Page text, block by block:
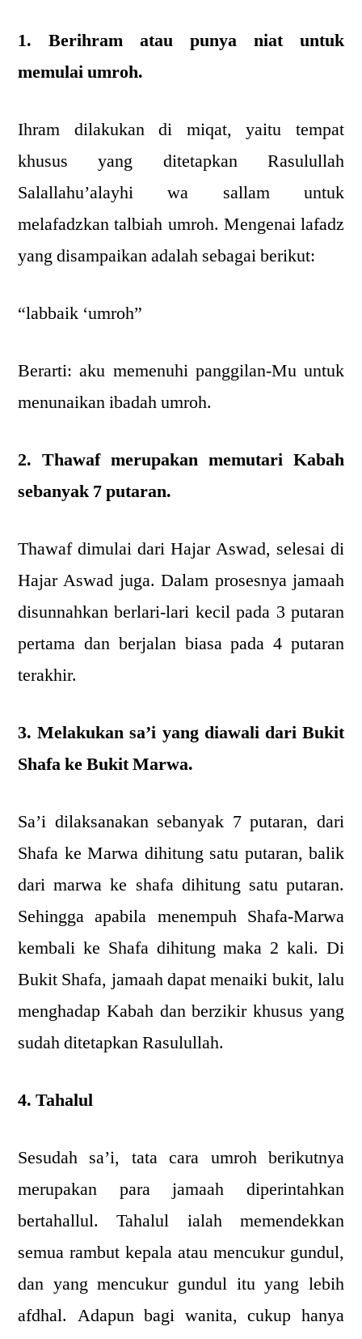
1. Berihram atau punya niat untuk
memulai umroh.
Ihram dilakukan di miqat, yaitu tempat
khusus yang ditetapkan Rasulullah
Salallahu’alayhi wa sallam untuk
melafadzkan talbiah umroh. Mengenai lafadz
yang disampaikan adalah sebagai berikut:
“labbaik ‘umroh”
Berarti: aku memenuhi panggilan-Mu untuk
menunaikan ibadah umroh.
2. Thawaf merupakan memutari Kabah
sebanyak 7 putaran.
Thawaf dimulai dari Hajar Aswad, selesai di
Hajar Aswad juga. Dalam prosesnya jamaah
disunnahkan berlari-lari kecil pada 3 putaran
pertama dan berjalan biasa pada 4 putaran
terakhir.
3. Melakukan sa’i yang diawali dari Bukit
Shafa ke Bukit Marwa.
Sa’i dilaksanakan sebanyak 7 putaran, dari
Shafa ke Marwa dihitung satu putaran, balik
dari marwa ke shafa dihitung satu putaran.
Sehingga apabila menempuh Shafa-Marwa
kembali ke Shafa dihitung maka 2 kali. Di
Bukit Shafa, jamaah dapat menaiki bukit, lalu
menghadap Kabah dan berzikir khusus yang
sudah ditetapkan Rasulullah.
4. Tahalul
Sesudah sa’i, tata cara umroh berikutnya
merupakan para jamaah diperintahkan
bertahallul. Tahalul ialah memendekkan
semua rambut kepala atau mencukur gundul,
dan yang mencukur gundul itu yang lebih
afdhal. Adapun bagi wanita, cukup hanya